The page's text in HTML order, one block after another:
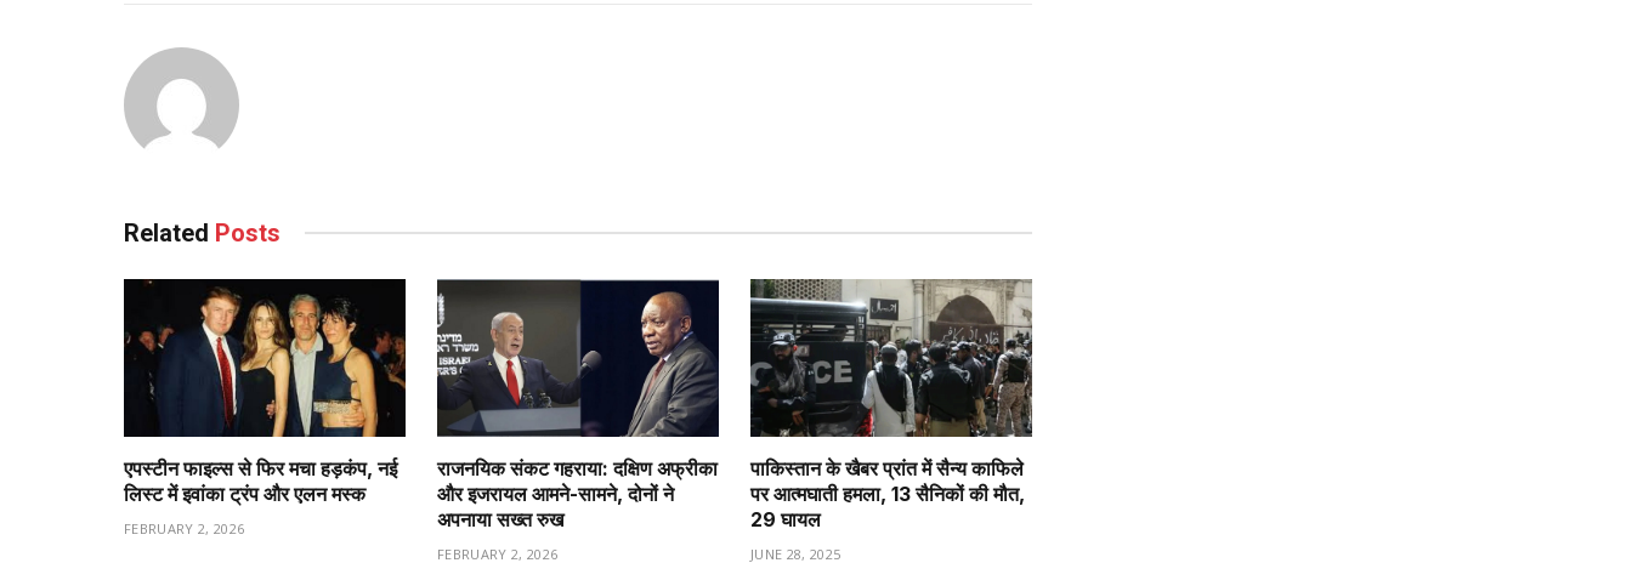
Related Posts
एपस्टीन फाइल्स से फिर मचा हड़कंप, नई
लिस्ट में इवांका ट्रंप और एलन मस्क
FEBRUARY 2, 2026
राजनयिक संकट गहराया: दक्षिण अफ्रीका
और इजरायल आमने-सामने, दोनों ने
अपनाया सख्त रुख
FEBRUARY 2, 2026
पाकिस्तान के खैबर प्रांत में सैन्य काफिले
पर आत्मघाती हमला, 13 सैनिकों की मौत,
29 घायल
JUNE 28, 2025